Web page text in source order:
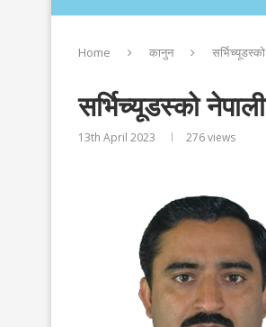
Home कानुन
सर्भिच्यूडस्को
13th April 2023 276views